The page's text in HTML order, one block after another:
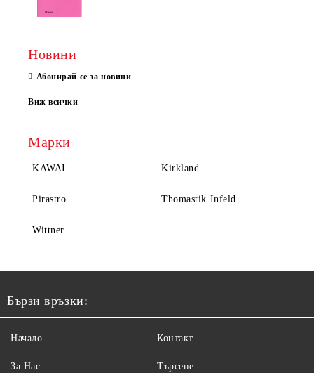
Новини
Абонирай се за новини
Виж всички
Марки
KAWAI Kirkland
Pirastro Thomastik Infeld
Wittner
Бързи връзки:
Начало
За Нас
Контакт
Търсене